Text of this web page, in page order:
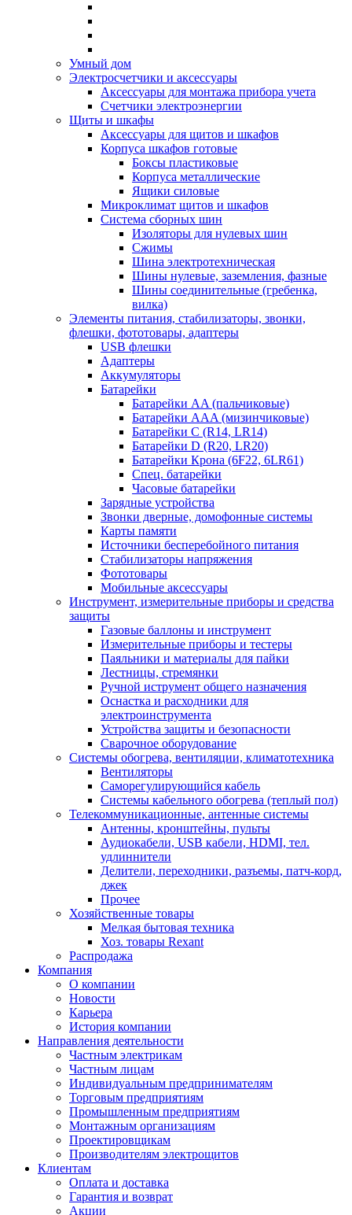
Умный дом
Электросчетчики и аксессуары
Аксессуары для монтажа прибора учета
Счетчики электроэнергии
Щиты и шкафы
Аксессуары для щитов и шкафов
Корпуса шкафов готовые
Боксы пластиковые
Корпуса металлические
Ящики силовые
Микроклимат щитов и шкафов
Система сборных шин
Изоляторы для нулевых шин
Сжимы
Шина электротехническая
Шины нулевые, заземления, фазные
Шины соединительные (гребенка,
вилка)
Элементы питания, стабилизаторы, звонки,
флешки, фототовары, адаптеры
USB флешки
Адаптеры
Аккумуляторы
Батарейки
Батарейки AA (пальчиковые)
Батарейки AAA (мизинчиковые)
Батарейки C (R14, LR14)
Батарейки D (R20, LR20)
Батарейки Крона (6F22, 6LR61)
Спец. батарейки
Часовые батарейки
Зарядные устройства
Звонки дверные, домофонные системы
Карты памяти
Источники бесперебойного питания
Стабилизаторы напряжения
Фототовары
Мобильные аксессуары
Инструмент, измерительные приборы и средства
защиты
Газовые баллоны и инструмент
Измерительные приборы и тестеры
Паяльники и материалы для пайки
Лестницы, стремянки
Ручной иструмент общего назначения
Оснастка и расходники для
электроинструмента
Устройства защиты и безопасности
Сварочное оборудование
Системы обогрева, вентиляции, климатотехника
Вентиляторы
Саморегулирующийся кабель
Системы кабельного обогрева (теплый пол)
Телекоммуникационные, антенные системы
Антенны, кронштейны, пульты
Аудиокабели, USB кабели, HDMI, тел.
удлиннители
Делители, переходники, разъемы, патч-корд,
джек
Прочее
Хозяйственные товары
Мелкая бытовая техника
Хоз. товары Rexant
Распродажа
Компания
О компании
Новости
Карьера
История компании
Направления деятельности
Частным электрикам
Частным лицам
Индивидуальным предпринимателям
Торговым предприятиям
Промышленным предприятиям
Монтажным организациям
Проектировщикам
Производителям электрощитов
Клиентам
Оплата и доставка
Гарантия и возврат
Акции